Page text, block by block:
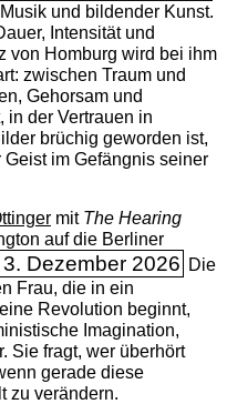
und bildender Kunst.
Intensität und
von Homburg wird bei ihm
zwischen Traum und
Gehorsam und
in der Vertrauen in
brüchig geworden ist,
im Gefängnis seiner
mit The ­Hearing
auf die Berliner
Dezember 2026 Die
Frau, die in ein
Revolution beginnt,
Imagination,
Sie fragt, wer überhört
gerade diese
zu verändern.